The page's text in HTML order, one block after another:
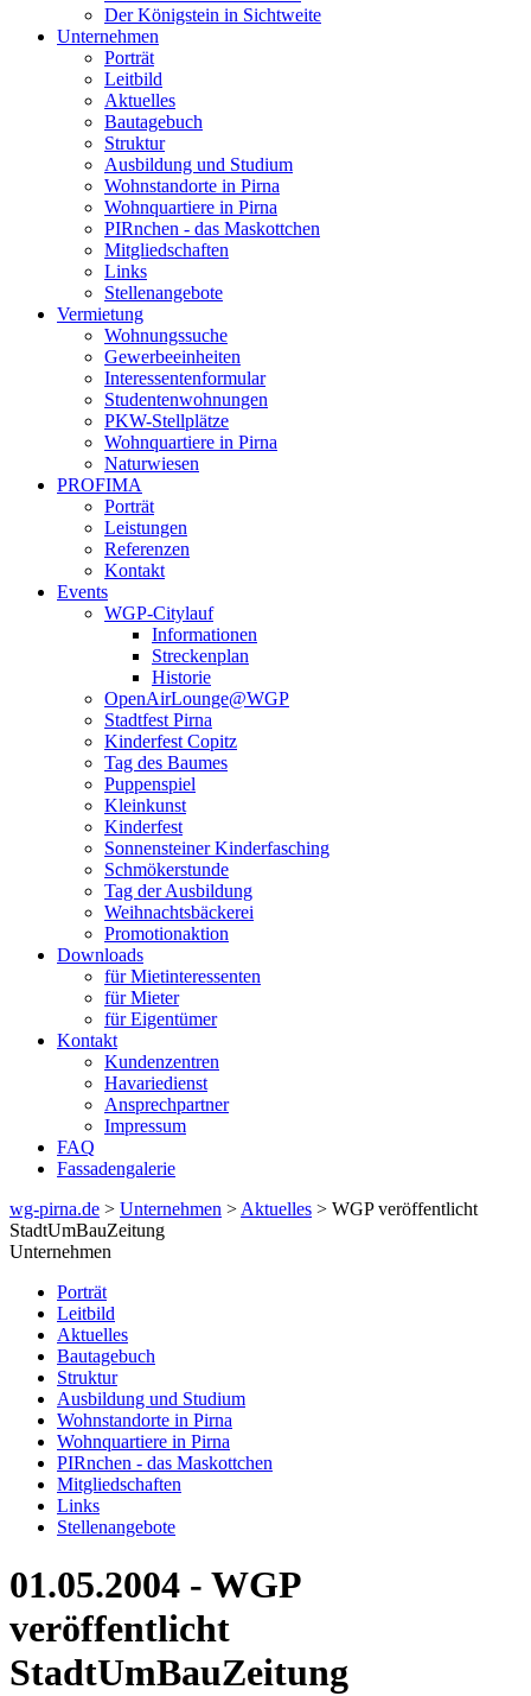
Der Königstein in Sichtweite
Unternehmen
Porträt
Leitbild
Aktuelles
Bautagebuch
Struktur
Ausbildung und Studium
Wohnstandorte in Pirna
Wohnquartiere in Pirna
PIRnchen - das Maskottchen
Mitgliedschaften
Links
Stellenangebote
Vermietung
Wohnungssuche
Gewerbeeinheiten
Interessentenformular
Studentenwohnungen
PKW-Stellplätze
Wohnquartiere in Pirna
Naturwiesen
PROFIMA
Porträt
Leistungen
Referenzen
Kontakt
Events
WGP-Citylauf
Informationen
Streckenplan
Historie
OpenAirLounge@WGP
Stadtfest Pirna
Kinderfest Copitz
Tag des Baumes
Puppenspiel
Kleinkunst
Kinderfest
Sonnensteiner Kinderfasching
Schmökerstunde
Tag der Ausbildung
Weihnachtsbäckerei
Promotionaktion
Downloads
für Mietinteressenten
für Mieter
für Eigentümer
Kontakt
Kundenzentren
Havariedienst
Ansprechpartner
Impressum
FAQ
Fassadengalerie
wg-pirna.de > Unternehmen > Aktuelles > WGP veröffentlicht
StadtUmBauZeitung
Unternehmen
Porträt
Leitbild
Aktuelles
Bautagebuch
Struktur
Ausbildung und Studium
Wohnstandorte in Pirna
Wohnquartiere in Pirna
PIRnchen - das Maskottchen
Mitgliedschaften
Links
Stellenangebote
01.05.2004 - WGP
veröffentlicht
StadtUmBauZeitung